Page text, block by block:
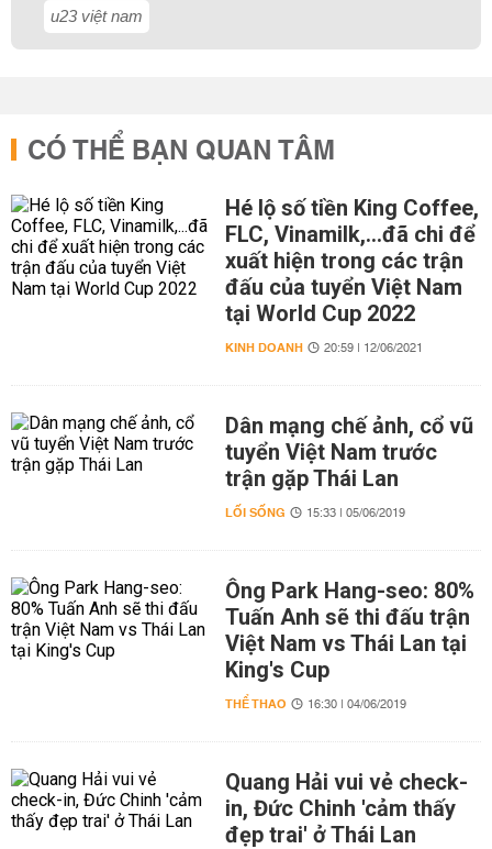
u23 việt nam
CÓ THỂ BẠN QUAN TÂM
Hé lộ số tiền King Coffee,
FLC, Vinamilk,...đã chi để
xuất hiện trong các trận
đấu của tuyển Việt Nam
tại World Cup 2022
KINH DOANH 20:59 | 12/06/2021
Dân mạng chế ảnh, cổ vũ
tuyển Việt Nam trước
trận gặp Thái Lan
LỐI SỐNG 15:33 | 05/06/2019
Ông Park Hang-seo: 80%
Tuấn Anh sẽ thi đấu trận
Việt Nam vs Thái Lan tại
King's Cup
THỂ THAO 16:30 | 04/06/2019
Quang Hải vui vẻ check-
in, Đức Chinh 'cảm thấy
đẹp trai' ở Thái Lan